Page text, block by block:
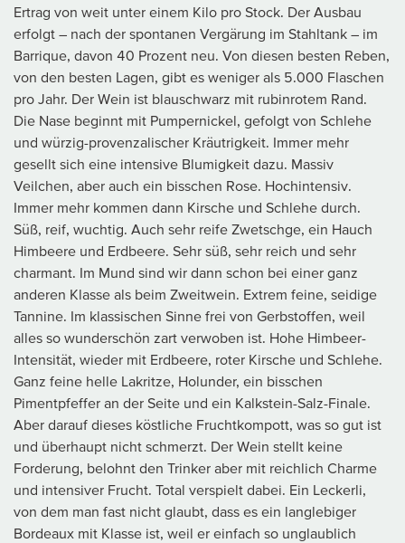
Ertrag von weit unter einem Kilo pro Stock. Der Ausbau
erfolgt – nach der spontanen Vergärung im Stahltank – im
Barrique, davon 40 Prozent neu. Von diesen besten Reben,
von den besten Lagen, gibt es weniger als 5.000 Flaschen
pro Jahr. Der Wein ist blauschwarz mit rubinrotem Rand.
Die Nase beginnt mit Pumpernickel, gefolgt von Schlehe
und würzig-provenzalischer Kräutrigkeit. Immer mehr
gesellt sich eine intensive Blumigkeit dazu. Massiv
Veilchen, aber auch ein bisschen Rose. Hochintensiv.
Immer mehr kommen dann Kirsche und Schlehe durch.
Süß, reif, wuchtig. Auch sehr reife Zwetschge, ein Hauch
Himbeere und Erdbeere. Sehr süß, sehr reich und sehr
charmant. Im Mund sind wir dann schon bei einer ganz
anderen Klasse als beim Zweitwein. Extrem feine, seidige
Tannine. Im klassischen Sinne frei von Gerbstoffen, weil
alles so wunderschön zart verwoben ist. Hohe Himbeer-
Intensität, wieder mit Erdbeere, roter Kirsche und Schlehe.
Ganz feine helle Lakritze, Holunder, ein bisschen
Pimentpfeffer an der Seite und ein Kalkstein-Salz-Finale.
Aber darauf dieses köstliche Fruchtkompott, was so gut ist
und überhaupt nicht schmerzt. Der Wein stellt keine
Forderung, belohnt den Trinker aber mit reichlich Charme
und intensiver Frucht. Total verspielt dabei. Ein Leckerli,
von dem man fast nicht glaubt, dass es ein langlebiger
Bordeaux mit Klasse ist, weil er einfach so unglaublich